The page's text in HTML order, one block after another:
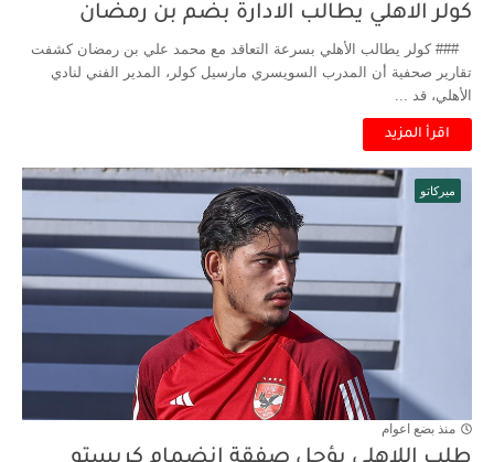
كولر الاهلي يطالب الادارة بضم بن رمضان
### كولر يطالب الأهلي بسرعة التعاقد مع محمد علي بن رمضان كشفت
تقارير صحفية أن المدرب السويسري مارسيل كولر، المدير الفني لنادي
الأهلي، قد ...
اقرأ المزيد
ميركاتو
منذ بضع اعوام